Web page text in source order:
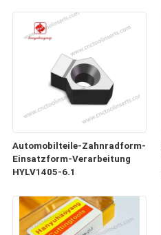
Hochfestelegierungen)
Automobilteile-Zahnradform-
Einsatzform-Verarbeitung
HYLV1405-6.1